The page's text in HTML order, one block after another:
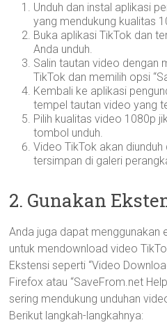
Unduh dan instal aplikasi
yang mendukung kualitas
Buka aplikasi TikTok dan
Anda unduh.
Salin tautan video dengan
TikTok dan memilih opsi
Kembali ke aplikasi
tempel tautan video yang
Pilih kualitas video 1080p
tombol unduh.
Video TikTok akan
tersimpan di galeri
2. Gunakan
Anda juga dapat menggunakan
untuk mendownload video
Ekstensi seperti “Video
Firefox atau “SaveFrom.net
sering mendukung unduhan
Berikut langkah-langkahnya: